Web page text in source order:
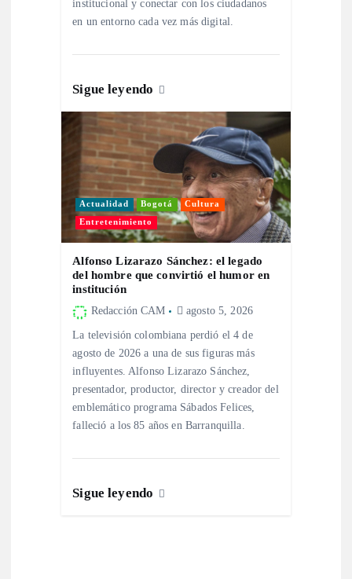
institucional y conectar con los ciudadanos
en un entorno cada vez más digital.
Sigue leyendo
Actualidad Bogotá Cultura
Entretenimiento
Alfonso Lizarazo Sánchez: el legado
del hombre que convirtió el humor en
institución
Redacción CAM agosto 5, 2026
La televisión colombiana perdió el 4 de
agosto de 2026 a una de sus figuras más
influyentes. Alfonso Lizarazo Sánchez,
presentador, productor, director y creador del
emblemático programa Sábados Felices,
falleció a los 85 años en Barranquilla.
Sigue leyendo